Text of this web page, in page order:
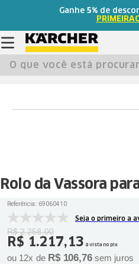
Ganhe 5% de
O que você está procurando?
Rolo da Vassora
Referência:: 69060410
Seja o primeiro a
R$ 2.258,00
R$ 1.217,13 à vista no pix
ou 12x de R$ 106,76 sem juros